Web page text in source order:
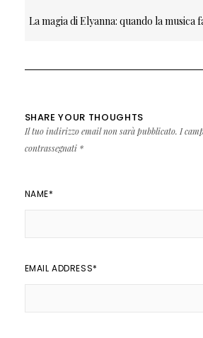
La magia di Elyanna: quando la musica
SHARE YOUR THOUGHTS
Il tuo indirizzo email non sarà pubblicato. I
contrassegnati *
NAME*
EMAIL ADDRESS*